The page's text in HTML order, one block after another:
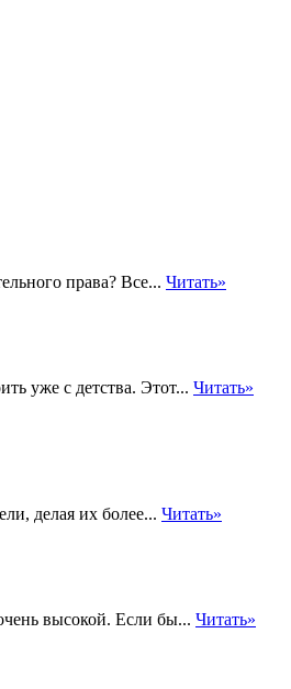
права? Все... Читать»
уже с детства. Этот... Читать»
делая их более... Читать»
высокой. Если бы... Читать»